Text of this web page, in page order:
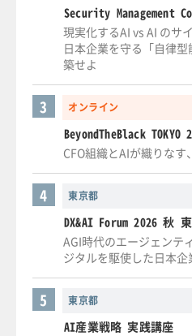
Security Management
現実化するAI vs AI のサ
日本企業を守る「自律
築せよ
オンライン
3
BeyondTheBlack TOKYO
CFO組織とAIが織りな
東京都
4
DX&AI Forum 2026 秋
AGI時代のエージェン
ジタルを駆使した日本企
東京都
5
AI産業戦略 実践講座